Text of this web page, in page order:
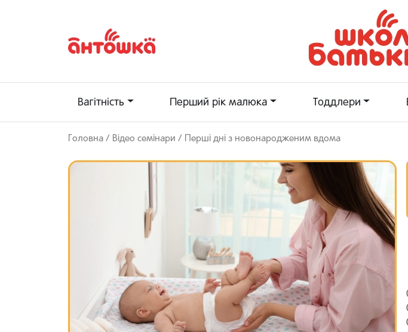
Вагітність Перший рік малюка Тоддлери
Головна / Відео семінари / Перші дні з новонародженим вдома